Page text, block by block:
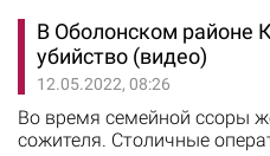
умышленного убийства суд
приговорил фигуранта к
свободы. Однако во время
апелляционной жалобы
под стражи, изменив ему
обязательство.
В Оболонском районе
убийство (видео)
12.05.2022, 08:26
Во время семейной ссоры
сожителя. Столичные